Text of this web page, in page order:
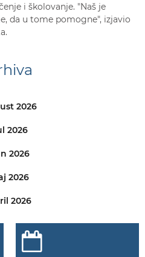
i školovanje. "Naš je
da u tome pomogne", izjavio
2026
2026
2026
2026
2026